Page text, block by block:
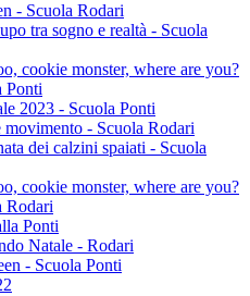
- Scuola Rodari
tra sogno e realtà - Scuola
cookie monster, where are you?
Ponti
2023 - Scuola Ponti
movimento - Scuola Rodari
dei calzini spaiati - Scuola
cookie monster, where are you?
Rodari
Ponti
Natale - Rodari
- Scuola Ponti